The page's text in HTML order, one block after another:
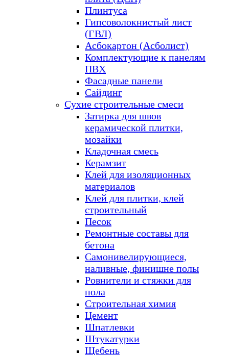
Плинтуса
Гипсоволокнистый лист
(ГВЛ)
Асбокартон (Асболист)
Комплектующие к панелям
ПВХ
Фасадные панели
Сайдинг
Сухие строительные смеси
Затирка для швов
керамической плитки,
мозайки
Кладочная смесь
Керамзит
Клей для изоляционных
материалов
Клей для плитки, клей
строительный
Песок
Ремонтные составы для
бетона
Самонивелирующиеся,
наливные, финишне полы
Ровнители и стяжки для
пола
Строительная химия
Цемент
Шпатлевки
Штукатурки
Щебень